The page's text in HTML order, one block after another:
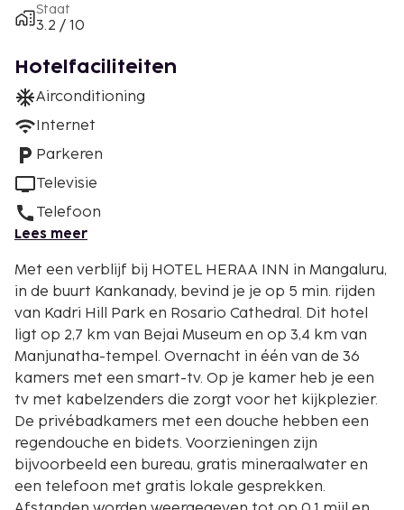
Staat
3.2 / 10
Hotelfaciliteiten
Airconditioning
Internet
Parkeren
Televisie
Telefoon
Lees meer
Met een verblijf bij HOTEL HERAA INN in Mangaluru,
in de buurt Kankanady, bevind je je op 5 min. rijden
van Kadri Hill Park en Rosario Cathedral. Dit hotel
ligt op 2,7 km van Bejai Museum en op 3,4 km van
Manjunatha-tempel. Overnacht in één van de 36
kamers met een smart-tv. Op je kamer heb je een
tv met kabelzenders die zorgt voor het kijkplezier.
De privébadkamers met een douche hebben een
regendouche en bidets. Voorzieningen zijn
bijvoorbeeld een bureau, gratis mineraalwater en
een telefoon met gratis lokale gesprekken.